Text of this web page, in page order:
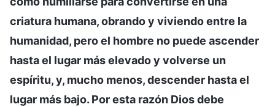
criatura humana, obrando y viviendo entre la
humanidad, pero el hombre no puede ascender
hasta el lugar más elevado y volverse un
espíritu, y, mucho menos, descender hasta el
lugar más bajo. Por esta razón Dios debe